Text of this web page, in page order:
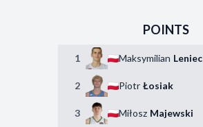
POINTS
1 Maksymilian Leniec
2 Piotr Łosiak
3 Miłosz Majewski